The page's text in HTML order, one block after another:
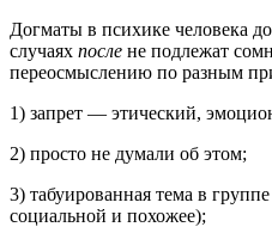
Догматы в психике человека
случаях после не подлежат
переосмыслению по разным
1) запрет — этический,
2) просто не думали об этом;
3) табуированная тема в
социальной и похожее);